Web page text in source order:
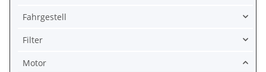
Fahrgestell
Filter
Motor